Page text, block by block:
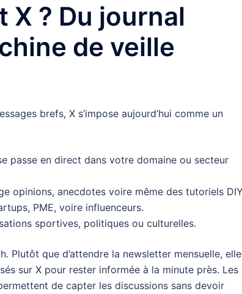
? Du journal
de veille
brefs, X s’impose aujourd’hui comme un
passe en direct dans votre domaine ou secteur
opinions, anecdotes voire même des tutoriels
PME, voire influenceurs.
sportives, politiques ou culturelles.
Plutôt que d’attendre la newsletter mensuelle, elle
sur X pour rester informée à la minute près. Les
de capter les discussions sans devoir